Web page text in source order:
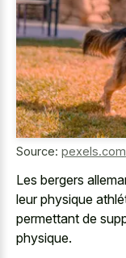
Source: pexels.com
Les bergers
leur physique
permettant de
physique.